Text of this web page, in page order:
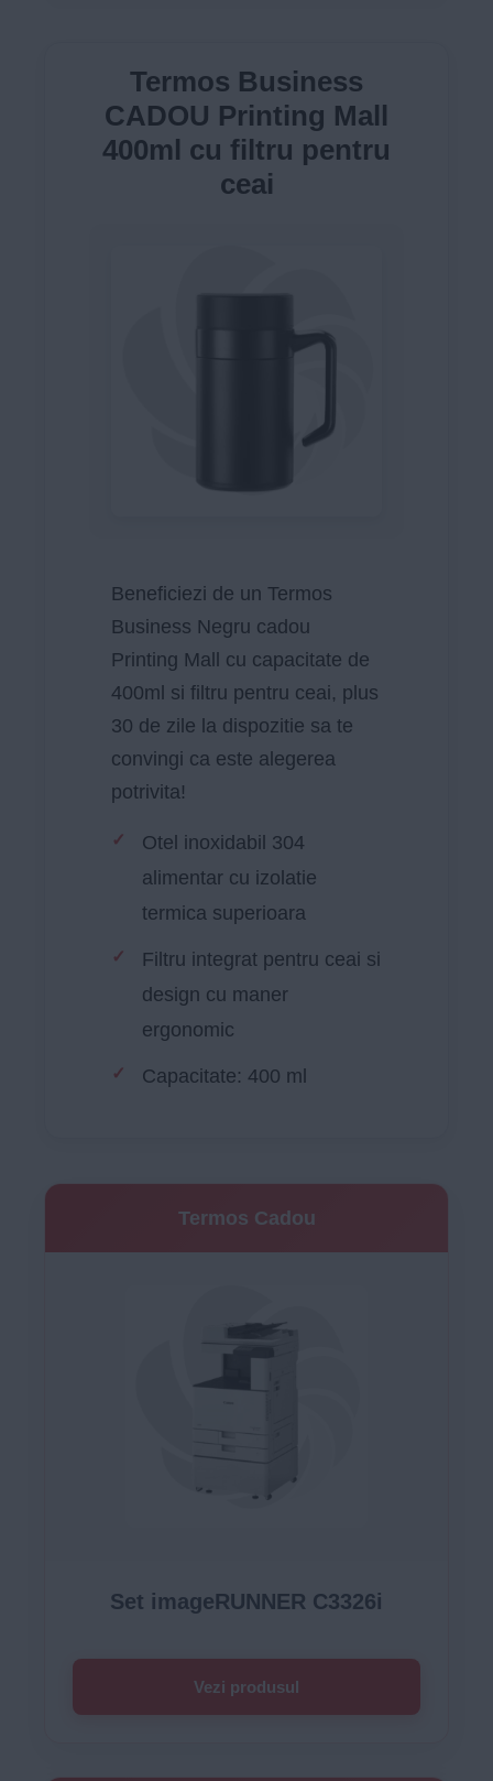
Termos Business
CADOU Printing Mall
400ml cu filtru pentru
ceai
Beneficiezi de un Termos
Business Negru cadou
Printing Mall cu capacitate de
400ml si filtru pentru ceai, plus
30 de zile la dispozitie sa te
convingi ca este alegerea
potrivita!
Otel inoxidabil 304
alimentar cu izolatie
termica superioara
Filtru integrat pentru ceai si
design cu maner
ergonomic
Capacitate: 400 ml
Termos Cadou
Set imageRUNNER C3326i
Vezi produsul